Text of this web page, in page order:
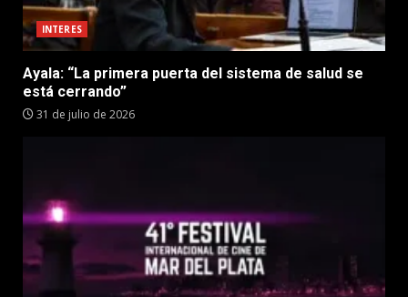
INTERES
Ayala: “La primera puerta del sistema de salud se
está cerrando”
31 de julio de 2026